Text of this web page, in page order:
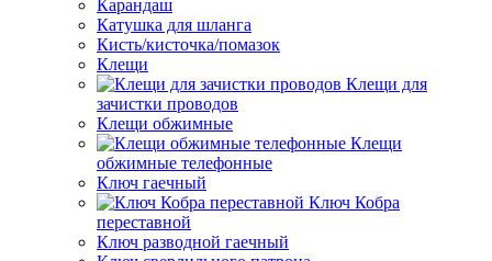
Карандаш
Катушка для шланга
Кисть/кисточка/помазок
Клещи
Клещи для
зачистки проводов
Клещи обжимные
Клещи
обжимные телефонные
Ключ гаечный
Ключ Кобра
переставной
Ключ разводной гаечный